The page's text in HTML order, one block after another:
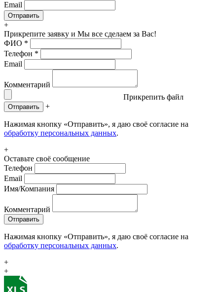
Email
+
Прикрепите заявку и Мы все сделаем за Вас!
ФИО *
Телефон *
Email
Комментарий
Прикрепить файл
Отправить +
Нажимая кнопку «Отправить», я даю своё согласие на
обработку персональных данных.
+
Оставьте своё сообщение
Телефон
Email
Имя/Компания
Комментарий
Отправить
Нажимая кнопку «Отправить», я даю своё согласие на
обработку персональных данных.
+
+